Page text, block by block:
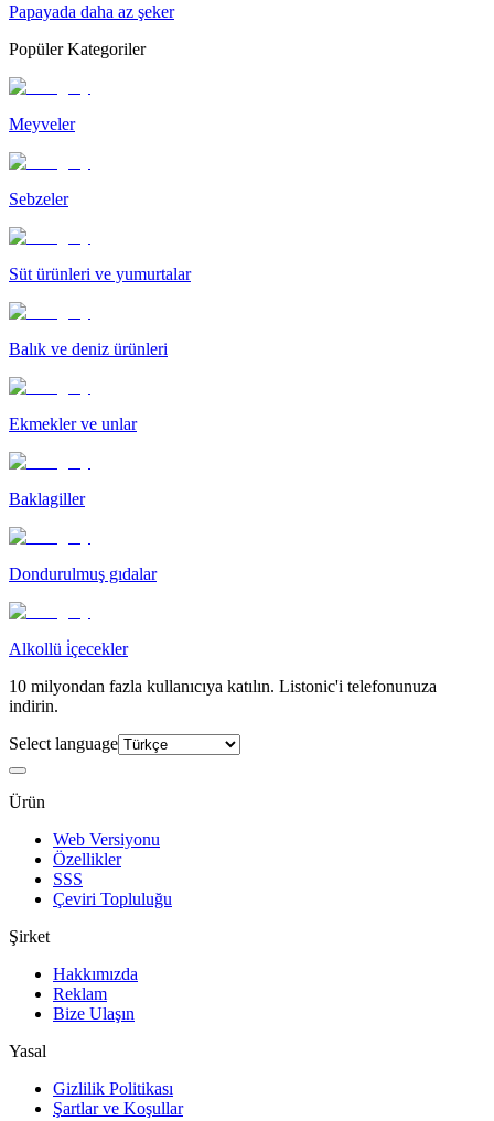
Papayada daha az şeker
Popüler Kategoriler
Meyveler
Sebzeler
Süt ürünleri ve yumurtalar
Balık ve deniz ürünleri
Ekmekler ve unlar
Baklagiller
Dondurulmuş gıdalar
Alkollü i̇çecekler
10 milyondan fazla kullanıcıya katılın. Listonic'i telefonunuza
indirin.
Select language
Ürün
Web Versiyonu
Özellikler
SSS
Çeviri Topluluğu
Şirket
Hakkımızda
Reklam
Bize Ulaşın
Yasal
Gizlilik Politikası
Şartlar ve Koşullar